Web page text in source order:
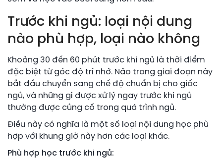
Trước khi ngủ: loại nội dung
nào phù hợp, loại nào không
Khoảng 30 đến 60 phút trước khi ngủ là thời điểm
đặc biệt từ góc độ trí nhớ. Não trong giai đoạn này
bắt đầu chuyển sang chế độ chuẩn bị cho giấc
ngủ, và những gì được xử lý ngay trước khi ngủ
thường được củng cố trong quá trình ngủ.
Điều này có nghĩa là một số loại nội dung học phù
hợp với khung giờ này hơn các loại khác.
Phù hợp học trước khi ngủ: